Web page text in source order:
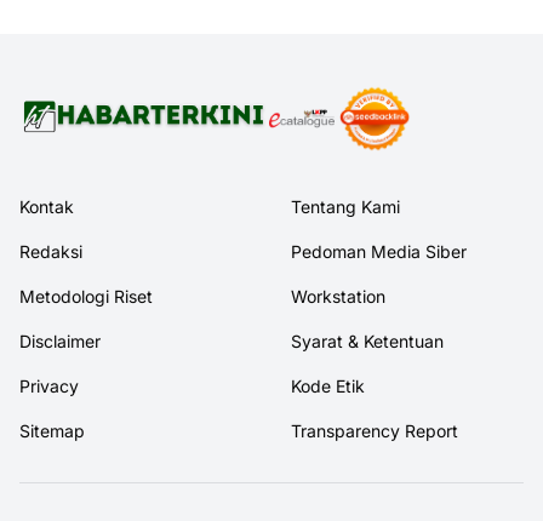
Kontak Tentang Kami
Redaksi Pedoman Media Siber
Metodologi Riset Workstation
Disclaimer Syarat & Ketentuan
Privacy Kode Etik
Sitemap Transparency Report